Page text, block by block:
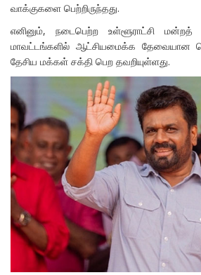
வாக்குகளை பெற்றிருந்தது.
எனினும், நடைபெற்ற உள்ளூராட்சி மன்றத்
மாவட்டங்களில் ஆட்சியமைக்க தேவையான
தேசிய மக்கள் சக்தி பெற தவறியுள்ளது.